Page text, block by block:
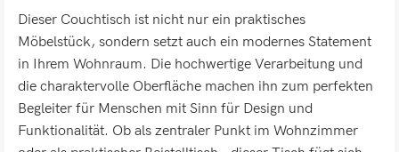
Dieser Couchtisch ist nicht nur ein praktisches
Möbelstück, sondern setzt auch ein modernes Statement
in Ihrem Wohnraum. Die hochwertige Verarbeitung und
die charaktervolle Oberfläche machen ihn zum perfekten
Begleiter für Menschen mit Sinn für Design und
Funktionalität. Ob als zentraler Punkt im Wohnzimmer